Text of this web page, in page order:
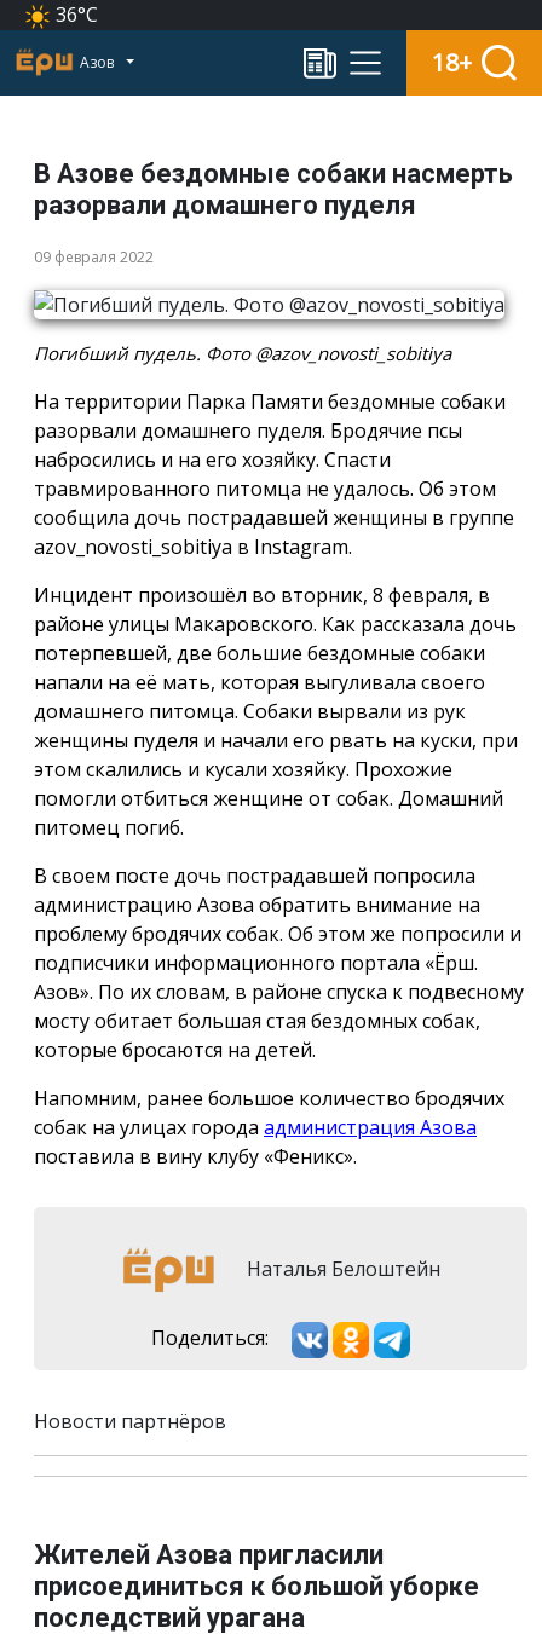
36°C
Азов 18+
В Азове бездомные собаки насмерть
разорвали домашнего пуделя
09 февраля 2022
Погибший пудель. Фото @azov_novosti_sobitiya
На территории Парка Памяти бездомные собаки
разорвали домашнего пуделя. Бродячие псы
набросились и на его хозяйку. Спасти
травмированного питомца не удалось. Об этом
сообщила дочь пострадавшей женщины в группе
azov_novosti_sobitiya в Instagram.
Инцидент произошёл во вторник, 8 февраля, в
районе улицы Макаровского. Как рассказала дочь
потерпевшей, две большие бездомные собаки
напали на её мать, которая выгуливала своего
домашнего питомца. Собаки вырвали из рук
женщины пуделя и начали его рвать на куски, при
этом скалились и кусали хозяйку. Прохожие
помогли отбиться женщине от собак. Домашний
питомец погиб.
В своем посте дочь пострадавшей попросила
администрацию Азова обратить внимание на
проблему бродячих собак. Об этом же попросили и
подписчики информационного портала «Ёрш.
Азов». По их словам, в районе спуска к подвесному
мосту обитает большая стая бездомных собак,
которые бросаются на детей.
Напомним, ранее большое количество бродячих
собак на улицах города администрация Азова
поставила в вину клубу «Феникс».
Наталья Белоштейн
Поделиться:
Новости партнёров
Жителей Азова пригласили
присоединиться к большой уборке
последствий урагана